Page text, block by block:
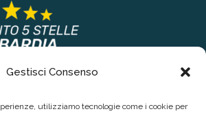
Gestisci Consenso
utilizziamo tecnologie come i cookie per